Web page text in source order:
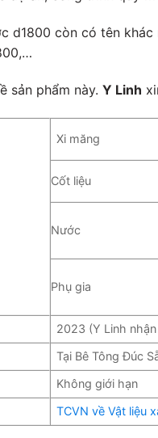
d1800 còn có tên
sản phẩm này. Y Linh
Xi măng
Cốt liệu
Nước
Phụ gia
2023 (Y Linh
Tại Bê Tông Đúc
Không giới hạn
TCVN về Vật liệu